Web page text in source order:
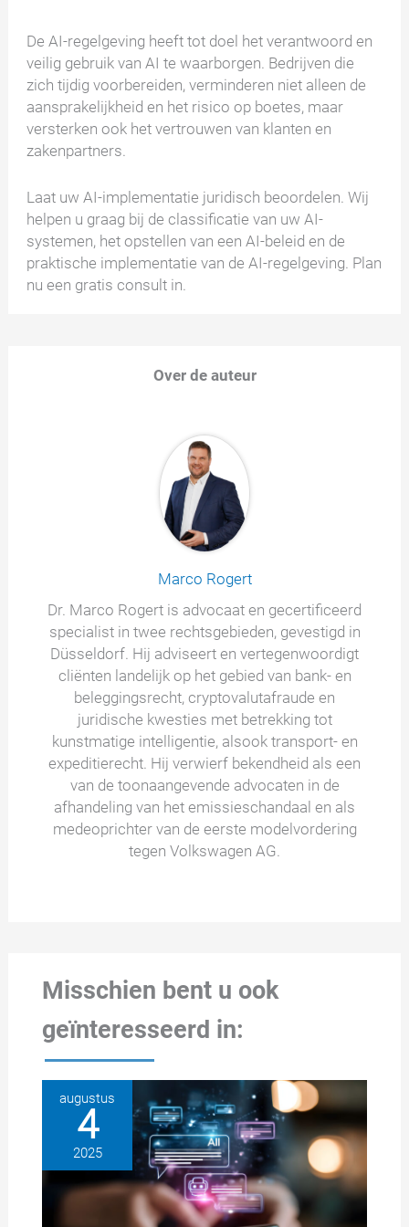
De AI-regelgeving heeft tot doel het verantwoord en
veilig gebruik van AI te waarborgen. Bedrijven die
zich tijdig voorbereiden, verminderen niet alleen de
aansprakelijkheid en het risico op boetes, maar
versterken ook het vertrouwen van klanten en
zakenpartners.
Laat uw AI-implementatie juridisch beoordelen. Wij
helpen u graag bij de classificatie van uw AI-
systemen, het opstellen van een AI-beleid en de
praktische implementatie van de AI-regelgeving. Plan
nu een gratis consult in.
Over de auteur
Marco Rogert
Dr. Marco Rogert is advocaat en gecertificeerd
specialist in twee rechtsgebieden, gevestigd in
Düsseldorf. Hij adviseert en vertegenwoordigt
cliënten landelijk op het gebied van bank- en
beleggingsrecht, cryptovalutafraude en
juridische kwesties met betrekking tot
kunstmatige intelligentie, alsook transport- en
expeditierecht. Hij verwierf bekendheid als een
van de toonaangevende advocaten in de
afhandeling van het emissieschandaal en als
medeoprichter van de eerste modelvordering
tegen Volkswagen AG.
Misschien bent u ook
geïnteresseerd in:
augustus
4
2025